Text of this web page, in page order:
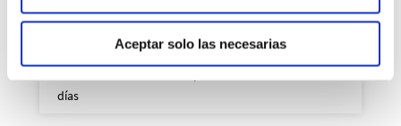
Aceptar solo las necesarias
días